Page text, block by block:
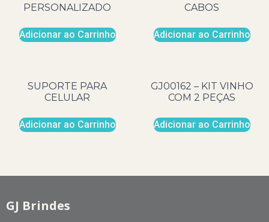
PERSONALIZADO
Adicionar ao Carrinho
CABOS
Adicionar ao Carrinho
SUPORTE PARA
CELULAR
Adicionar ao Carrinho
GJ00162 – KIT VINHO
COM 2 PEÇAS
Adicionar ao Carrinho
GJ Brindes